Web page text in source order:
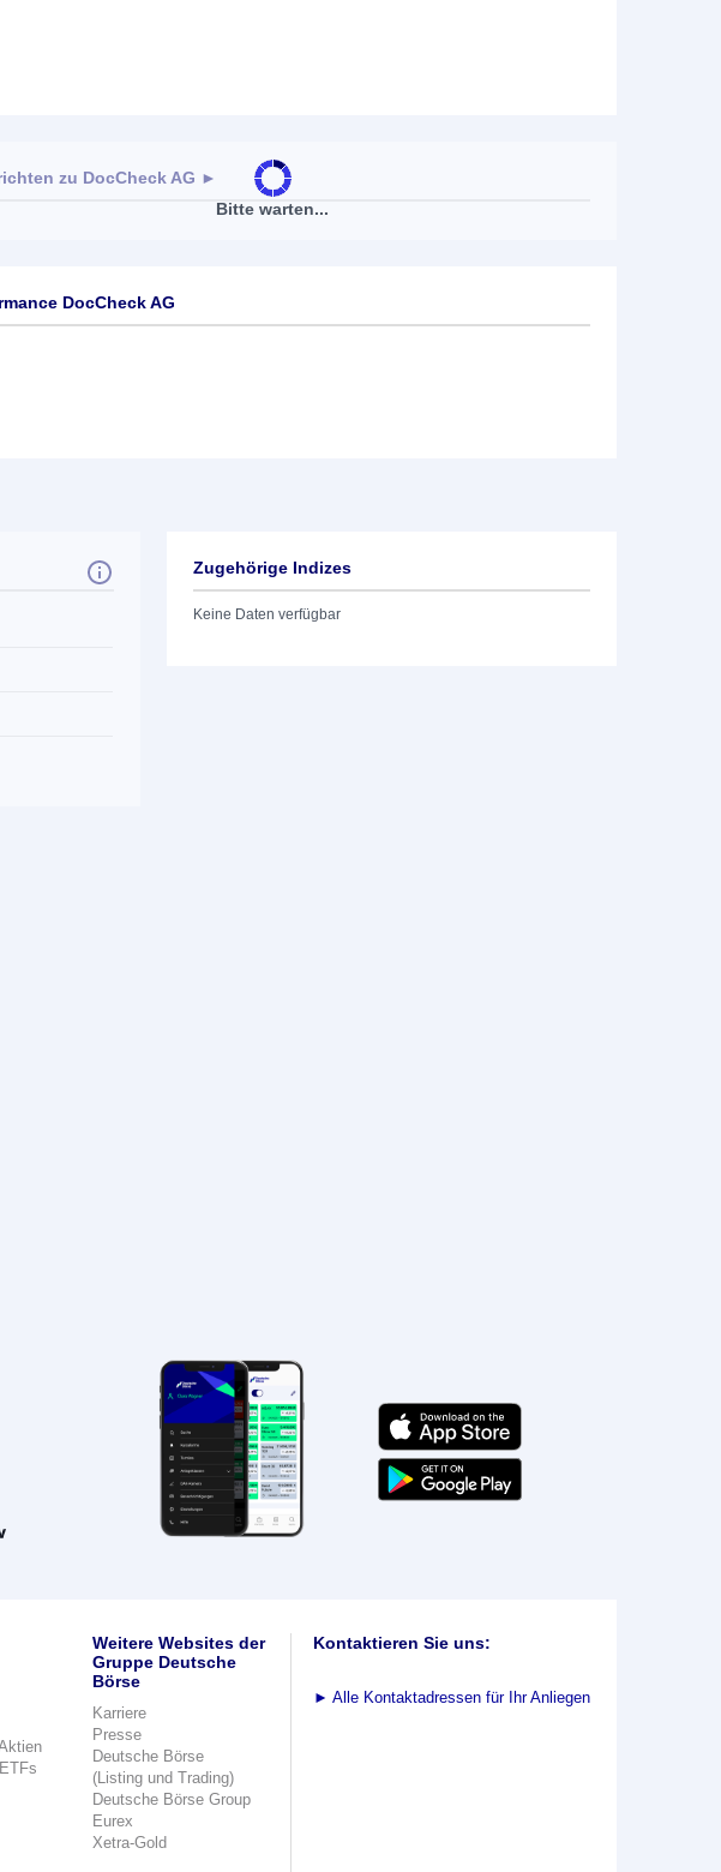
Bitte warten...
zu DocCheck AG ►
DocCheck AG
Zugehörige Indizes
Keine Daten verfügbar
Weitere Websites der
Gruppe Deutsche
Börse
Karriere
Presse
Deutsche Börse
(Listing und Trading)
Deutsche Börse Group
Eurex
Xetra-Gold
Kontaktieren Sie uns:
► Alle Kontaktadressen für Ihr Anliegen